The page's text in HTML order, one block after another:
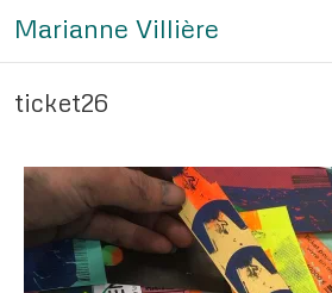
Marianne Villière
ticket26